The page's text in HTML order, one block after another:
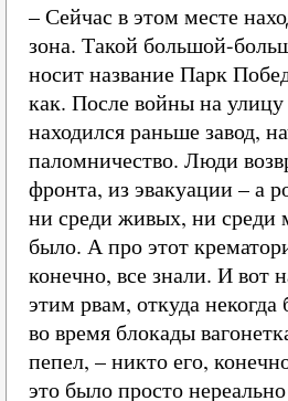
– Сейчас в этом месте
зона. Такой большой-
носит название Парк
как. После войны на
находился раньше завод,
паломничество. Люди
фронта, из эвакуации – а
ни среди живых, ни среди
было. А про этот
конечно, все знали. И вот
этим рвам, откуда некогда
во время блокады
пепел, – никто его,
это было просто